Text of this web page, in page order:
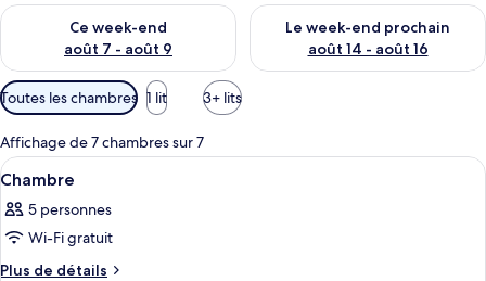
Ce week-end
août 7 - août 9
Vérifier la disponibilité pour ce week-end août 7 - août 9
Le week-end prochain
août 14 - août 16
Vérifier la disponibilité pour
Filtres
disponibles
pour
les
chambres
Toutes les chambres 1 lit 3+ lits
Affichage de 7 chambres sur 7
Afficher
toutes
les
photos
pour
Coffres-forts dans les chambres,
1
Chambre
5 personnes
Wi-Fi gratuit
Plus de détails
Plus